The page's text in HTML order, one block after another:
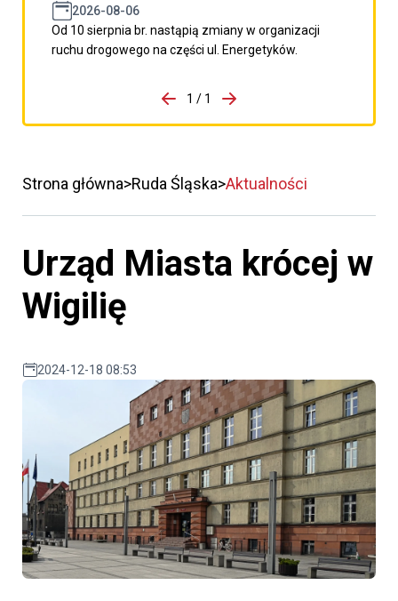
2026-08-06
Od 10 sierpnia br. nastąpią zmiany w organizacji
ruchu drogowego na części ul. Energetyków.
porzpedniego komunikatu
1 / 1
Przejdź do następnego
Strona główna Ruda Śląska Aktualności
Urząd Miasta krócej w
Wigilię
2024-12-18 08:53